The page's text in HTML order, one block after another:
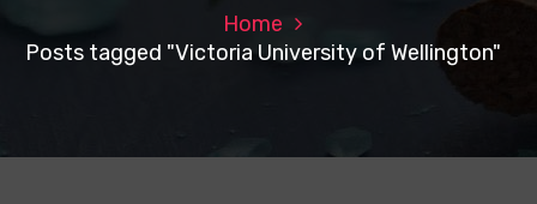
Home
Posts tagged "Victoria University of Wellington"